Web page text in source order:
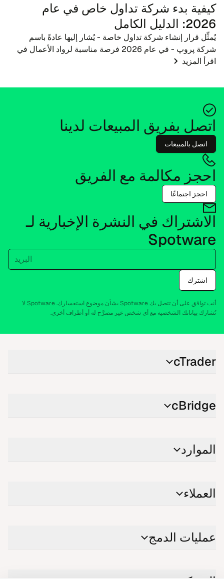
كيفية بدء شركة تداول خاص في عام
2026: الدليل الكامل
يُمثِّل قرار إنشاء شركة تداول خاصة - يُشار إليها عادةً باسم
شركة پروپ - في عام 2026 فرصة مناسبة لرواد الأعمال في
مجال التكنولوجيا المالية والوسطاء ومعلمي التداول. مع تطور
اقرأ المزيد
اتصل بفريق المبيعات لدينا
اتصل بالمبيعات
احجز مكالمة مع الفريق
احجز اجتماعًا
الاشتراك في النشرة الإخبارية لـ
Spotware
البريد
اشترك
أنت توافق على أن تتصل بك Spotware بشأن موضوع استفسارك. Spotware لا
تُشارك بياناتك الشخصية مع أي شخص غير مصرَّح له أو أطراف أخرى.
cTrader
cBridge
الموارد
العملاء
عمليات الدمج